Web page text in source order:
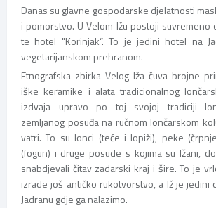
Danas su glavne gospodarske djelatnosti
i pomorstvo. U Velom Ižu postoji suvremeno
te hotel "Korinjak“. To je jedini hotel na
vegetarijanskom prehranom.
Etnografska zbirka Velog Iža čuva brojne
iške keramike i alata tradicionalnog
izdvaja upravo po toj svojoj tradiciji
zemljanog posuđa na ručnom lončarskom
vatri. To su lonci (teće i lopiži), peke
(fogun) i druge posude s kojima su Ižani,
snabdjevali čitav zadarski kraj i šire. To je
izrade još antičko rukotvorstvo, a Iž je jedini
Jadranu gdje ga nalazimo.